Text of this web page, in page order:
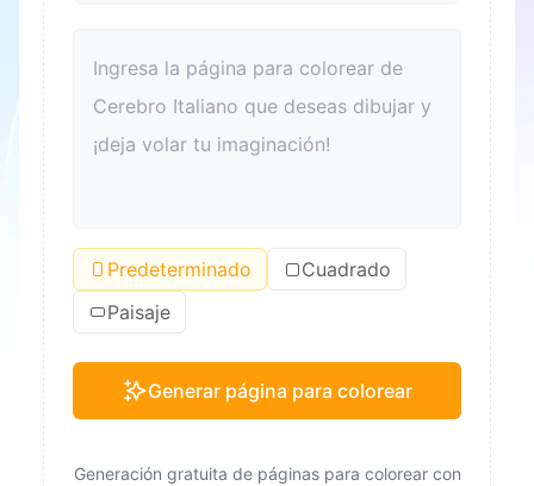
Predeterminado
Cuadrado
Paisaje
Generar página para colorear
Generación gratuita de páginas para colorear con